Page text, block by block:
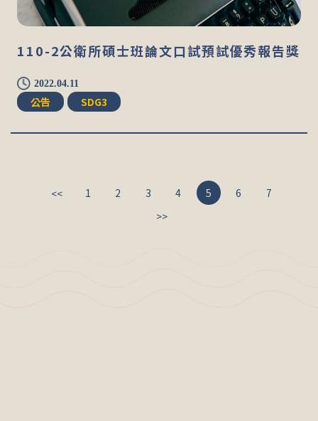
110-2公衛所碩士班論文口試預試優秀報告獎
2022.04.11
公告 SDG3
<< 1 2 3 4 5 6
7
>>